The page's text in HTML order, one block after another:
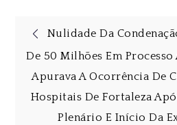
Nulidade Da
De 50 Milhões Em
Apurava A Ocorrência De
Hospitais De Fortaleza
Plenário E Início Da